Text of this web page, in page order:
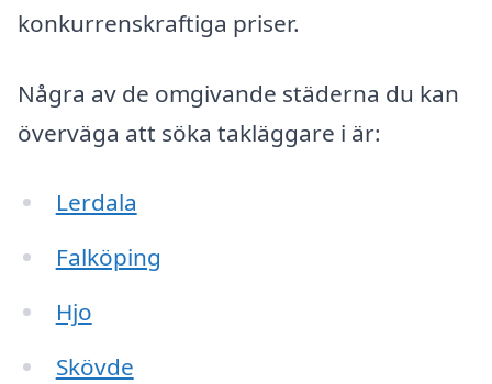
konkurrenskraftiga priser.
Några av de omgivande städerna du kan
överväga att söka takläggare i är:
Lerdala
Falköping
Hjo
Skövde